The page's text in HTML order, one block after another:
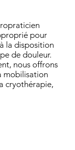
pour
la disposition
de douleur.
nous offrons
mobilisation
cryothérapie,